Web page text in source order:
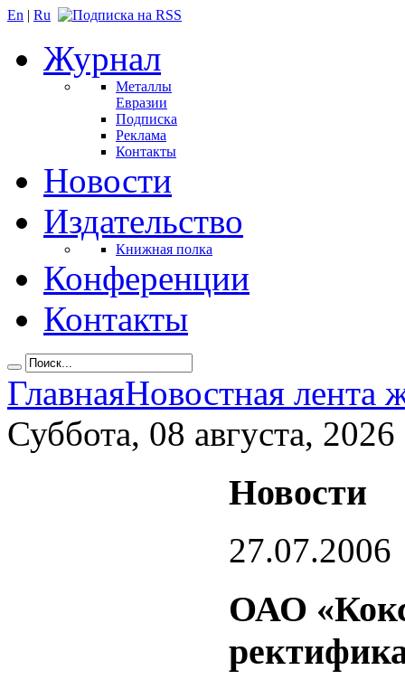
En | Ru
Журнал
Металлы
Евразии
Подписка
Реклама
Контакты
Новости
Издательство
Книжная полка
Конференции
Контакты
ГлавнаяНовостная лента
Суббота, 08 августа, 2026
Новости
27.07.2006
ОАО